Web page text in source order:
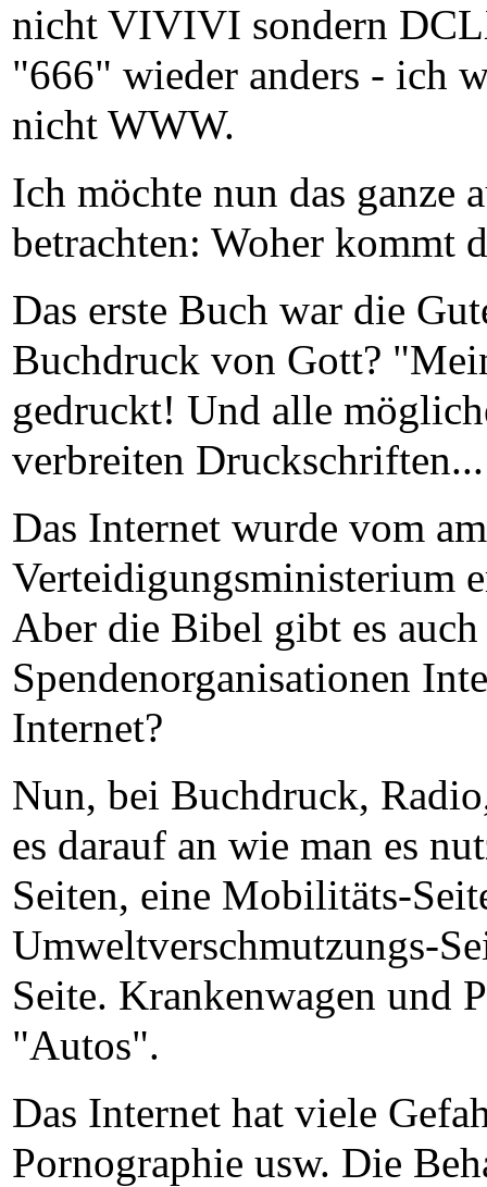
nicht VIVIVI sondern
"666" wieder anders - ich
nicht WWW.
Ich möchte nun das ganze
betrachten: Woher kommt
Das erste Buch war die
Buchdruck von Gott?
gedruckt! Und alle
verbreiten
Das Internet wurde vom
Verteidigungsministerium
Aber die Bibel gibt es
Spendenorganisationen
Internet?
Nun, bei Buchdruck,
es darauf an wie man es
Seiten, eine Mobilitäts-
Umweltverschmutzungs-
Seite. Krankenwagen und
"Autos".
Das Internet hat viele
Pornographie usw. Die